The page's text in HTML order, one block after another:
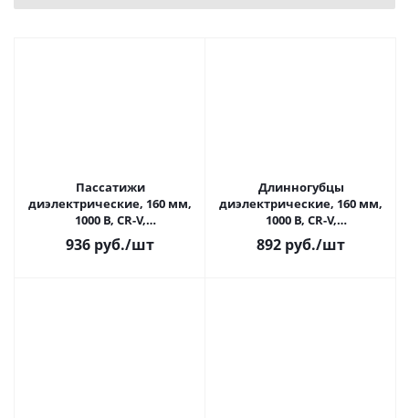
Пассатижи
диэлектрические, 160 мм,
1000 В, CR-V,
«ЭкспертЭлектрик»
TDM(1/6)
936 руб./шт
Длинногубцы
диэлектрические, 160 мм,
1000 В, CR-V,
«ЭкспертЭлектрик»
TDM(1/6)
892 руб./шт